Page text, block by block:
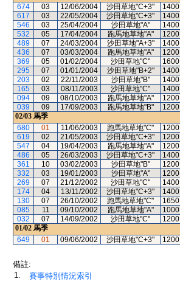
674
03 12/06/2004 沙田草地"C+3" 1400
617
03 22/05/2004 沙田草地"C+3" 1400
546
03 25/04/2004 沙田草地"A" 1400
532
05 17/04/2004 跑馬地草地"A" 1200
489
07 24/03/2004 沙田草地"A+3" 1400
436
07 03/03/2004 跑馬地草地"A" 1200
369
05 01/02/2004 沙田草地"C" 1600
295
07 01/01/2004 沙田草地"B+2" 1400
203
02 22/11/2003 沙田草地"B" 1400
165
03 08/11/2003 沙田草地"C" 1400
094
09 08/10/2003 跑馬地草地"A" 1200
039
09 17/09/2003 跑馬地草地"B" 1200
02/03 馬季
680
01 11/06/2003 跑馬地草地"C" 1200
619
02 21/05/2003 沙田草地"C+3" 1200
547
04 19/04/2003 跑馬地草地"A" 1200
486
05 26/03/2003 沙田草地"C+3" 1400
361
10 03/02/2003 沙田草地"B" 1200
332
03 19/01/2003 沙田草地"A" 1200
269
07 21/12/2002 沙田草地"C" 1400
174
04 13/11/2002 沙田草地"C+3" 1400
130
07 26/10/2002 跑馬地草地"C" 1650
085
11 09/10/2002 跑馬地草地"A" 1000
032
07 14/09/2002 沙田草地"C" 1200
01/02 馬季
649
01 09/06/2002 沙田草地"C+3" 1200
備註:
1.
賽事特別情況索引